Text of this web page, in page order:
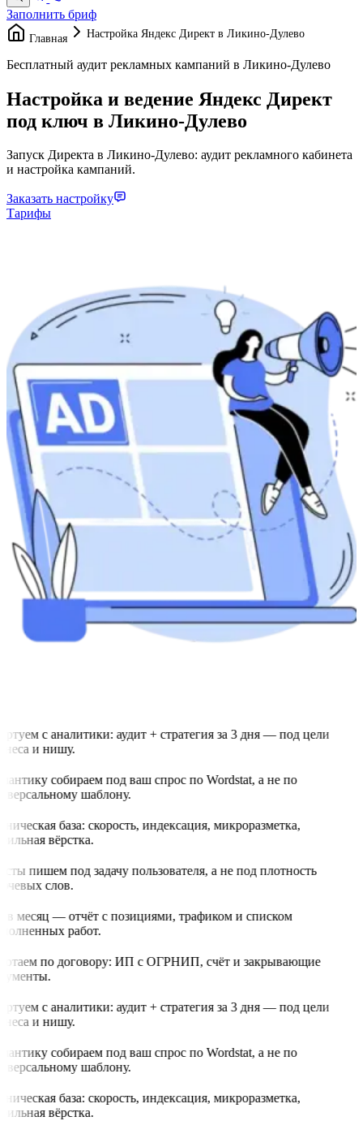
Заполнить бриф
Главная Настройка Яндекс Директ в Ликино-Дулево
Бесплатный аудит рекламных кампаний в Ликино-Дулево
Настройка и ведение Яндекс Директ
под ключ в Ликино-Дулево
Запуск Директа в Ликино-Дулево: аудит рекламного кабинета
и настройка кампаний.
Заказать настройку
Тарифы
с аналитики: аудит + стратегия за 3 дня — под цели
и нишу.
собираем под ваш спрос по Wordstat, а не по
шаблону.
база: скорость, индексация, микроразметка,
вёрстка.
пишем под задачу пользователя, а не под плотность
слов.
в месяц — отчёт с позициями, трафиком и списком
работ.
по договору: ИП с ОГРНИП, счёт и закрывающие
с аналитики: аудит + стратегия за 3 дня — под цели
и нишу.
собираем под ваш спрос по Wordstat, а не по
шаблону.
база: скорость, индексация, микроразметка,
вёрстка.